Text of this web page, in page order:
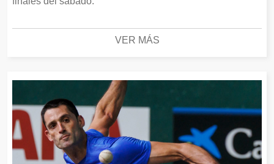
VER MÁS